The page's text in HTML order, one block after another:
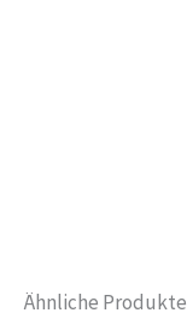
Ähnliche Produkte